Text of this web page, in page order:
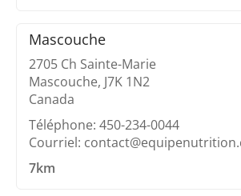
Mascouche
2705 Ch Sainte-Marie
Mascouche, J7K 1N2
Canada
Téléphone: 450-234-0044
Courriel:
7km